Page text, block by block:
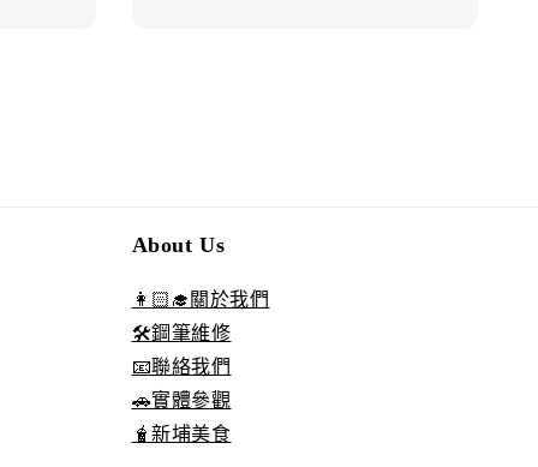
About Us
👩🏻‍🎓關於我們
🛠️鋼筆維修
📧聯絡我們
🚗實體參觀
🧋新埔美食